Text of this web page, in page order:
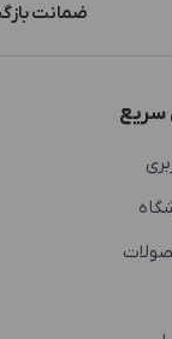
ضمانت